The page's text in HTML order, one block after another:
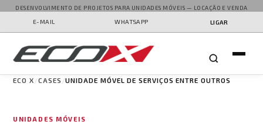
DESENVOLVIMENTO DE PROJETOS PARA UNIDADES MÓVEIS — LOCAÇÃO E VENDA
E-MAIL
WHATSAPP LIGAR
ECO X CASES UNIDADE MÓVEL DE SERVIÇOS ENTRE OUTROS
UNIDADES MÓVEIS